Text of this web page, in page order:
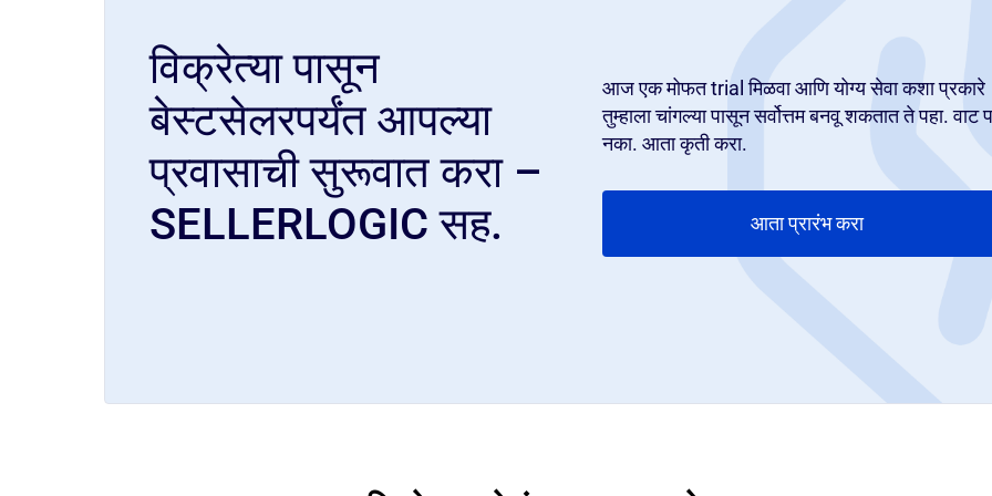
विक्रेत्या पासून
बेस्टसेलरपर्यंत आपल्या
प्रवासाची सुरूवात करा –
SELLERLOGIC सह.
आज एक मोफत trial मिळवा आणि योग्य सेवा कशा प्रकारे
तुम्हाला चांगल्या पासून सर्वोत्तम बनवू शकतात ते पहा. वाट
नका. आता कृती करा.
आता प्रारंभ करा